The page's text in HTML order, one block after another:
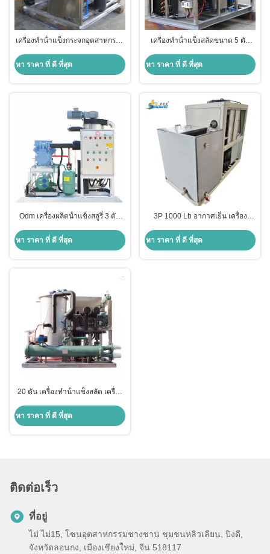
เครื่องทําน้ําแข็งกระจกอุตสาหกรรม
หา ราคา ที่ ดี ที่สุด
เครื่องทําน้ําแข็งสลัดขนาด 5 ตัน
วอลต์
หา ราคา ที่ ดี ที่สุด
Odm เครื่องผลิตน้ําแข็งสลูรี่ 3 ตัน
หา ราคา ที่ ดี ที่สุด
3P 1000 Lb อากาศเย็น เครื่อง
หา ราคา ที่ ดี ที่สุด
20 ตัน เครื่องทําน้ําแข็งสลัด เครื่อง
การประมง
หา ราคา ที่ ดี ที่สุด
ติดต่อเร็ว
ที่อยู่
ไม่ ไม่15, โซนอุตสาหกรรมชางชาน ชุมชนหลิวเลียน, ปิงดี,
จังหวัดลอนกง, เมืองเชียงใหม่, จีน 518117